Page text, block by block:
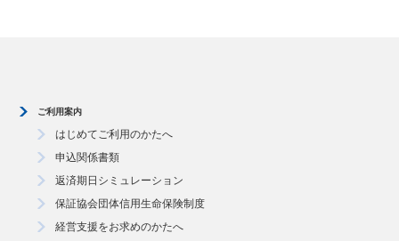
ご利用案内
はじめてご利用のかたへ
申込関係書類
返済期日シミュレーション
保証協会団体信用生命保険制度
経営支援をお求めのかたへ